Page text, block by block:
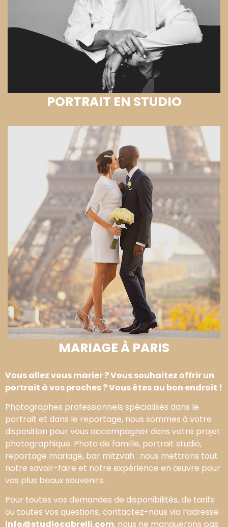
PORTRAIT EN STUDIO
MARIAGE À PARIS
Vous allez vous marier ? Vous souhaitez offrir un
portrait à vos proches ? Vous êtes au bon endroit !
Photographes professionnels spécialisés dans le
portrait et dans le reportage, nous sommes à votre
disposition pour vous accompagner dans votre projet
photographique. Photo de famille, portrait studio,
reportage mariage, bar mitzvah : nous mettrons tout
notre savoir-faire et notre expérience en œuvre pour
vos plus beaux souvenirs.
Pour toutes vos demandes de disponibilités, de tarifs
ou toutes vos questions, contactez-nous via l’adresse
info@studiocabrelli.com, nous ne manquerons pas